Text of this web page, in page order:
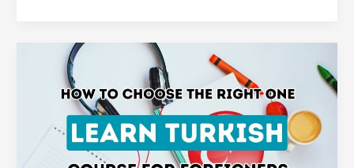
Yabancı
Programını
Seçmek